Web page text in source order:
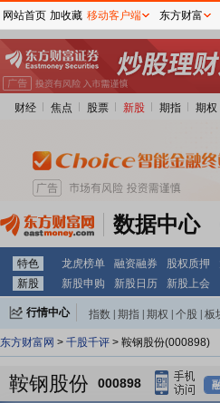
财经 焦点 股票 新股 期指 期权
数据中心
特色 龙虎榜单 融资融券 股权质押
新股
新股申购 新股日历 新股上会
行情中心 指数 期指 期权 个股 板
东方财富网 > 千股千评 > 鞍钢股份(000898)
鞍钢股份 000898
网站首页 加收藏 移动客户端 东方财富